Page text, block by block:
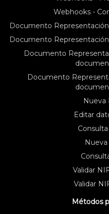
Webhooks -
Documento
Documento
Documento
Documento
Nueva
Editar
Validar
Validar
Métodos